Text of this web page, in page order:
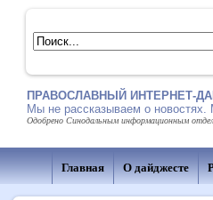
ПРАВОСЛАВНЫЙ ИНТЕРНЕТ-
Мы не рассказываем о
Одобрено Синодальным информационным
Главная О дайджесте